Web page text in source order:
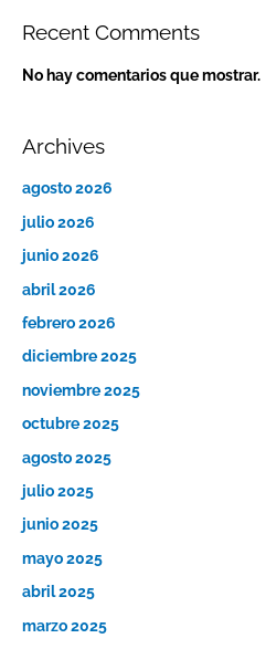
Recent Comments
No hay comentarios que mostrar.
Archives
agosto 2026
julio 2026
junio 2026
abril 2026
febrero 2026
diciembre 2025
noviembre 2025
octubre 2025
agosto 2025
julio 2025
junio 2025
mayo 2025
abril 2025
marzo 2025